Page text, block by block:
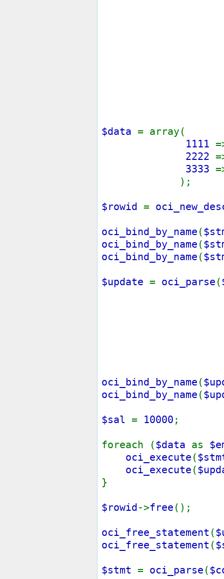
$data = array(
1111
2222
3333
);
$rowid =
oci_bind_by_name (
oci_bind_by_name (
oci_bind_by_name (
$update = oci_parse (
oci_bind_by_name (
oci_bind_by_name (
$sal = 10000 ;
foreach ($data as
oci_execute (
oci_execute (
}
$rowid->free ();
oci_free_statement (
oci_free_statement (
$stmt = oci_parse (